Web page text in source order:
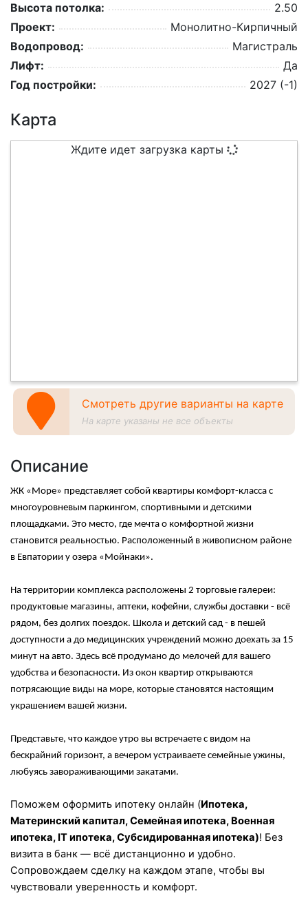
Высота потолка:
2.50
Проект:
Монолитно-Кирпичный
Водопровод:
Магистраль
Лифт:
Да
Год постройки:
2027 (-1)
Карта
Ждите идет загрузка карты
Смотреть другие варианты на карте
На карте указаны не все объекты
Описание
ЖК «Море» представляет собой квартиры комфорт-класса с
многоуровневым паркингом, спортивными и детскими
площадками. Это место, где мечта о комфортной жизни
становится реальностью. Расположенный в живописном районе
в Евпатории у озера «Мойнаки».
На территории комплекса расположены 2 торговые галереи:
продуктовые магазины, аптеки, кофейни, службы доставки - всё
рядом, без долгих поездок. Школа и детский сад - в пешей
доступности а до медицинских учреждений можно доехать за 15
минут на авто. Здесь всё продумано до мелочей для вашего
удобства и безопасности. Из окон квартир открываются
потрясающие виды на море, которые становятся настоящим
украшением вашей жизни.
Представьте, что каждое утро вы встречаете с видом на
бескрайний горизонт, а вечером устраиваете семейные ужины,
любуясь завораживающими закатами.
Поможем оформить ипотеку онлайн (Ипотека,
Материнский капитал, Семейная ипотека, Военная
ипотека, IT ипотека, Субсидированная ипотека)! Без
визита в банк — всё дистанционно и удобно.
Сопровождаем сделку на каждом этапе, чтобы вы
чувствовали уверенность и комфорт.